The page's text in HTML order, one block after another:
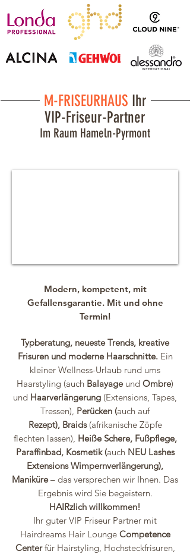
M-FRISEURHAUS Ihr
VIP-Friseur-Partner
Im Raum Hameln-Pyrmont
Modern, kompetent, mit
Gefallensgarantie. Mit und ohne
Termin!
Typberatung, neueste Trends, kreative
Frisuren und moderne Haarschnitte.Ein
kleiner Wellness-Urlaub rund ums
Haarstyling (auch Balayageund Ombre)
und Haarverlängerung ​(Extensions, Tapes,
Tressen), Perücken (auch auf
Rezept), Braids(afrikanische Zöpfe
flechten lassen), Heiße Schere, Fußpflege,
Paraffinbad, Kosmetik (auchNEU Lashes
Extensions Wimpernverlängerung),
Maniküre– das versprechen wir Ihnen. Das
Ergebnis wird Sie begeistern.
HAIRzlich willkommen!
Ihr guter VIP Friseur Partner mit
Hairdreams Hair Lounge Competence
Centerfür Hairstyling, Hochsteckfrisuren,